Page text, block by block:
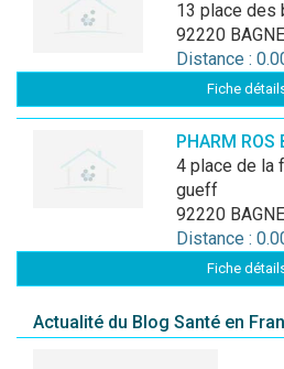
13 place des
92220
Distance :
Fiche
PHARM ROS
4 place de la fontaine
gueff
92220
Distance :
Fiche
Actualité du Blog Santé en